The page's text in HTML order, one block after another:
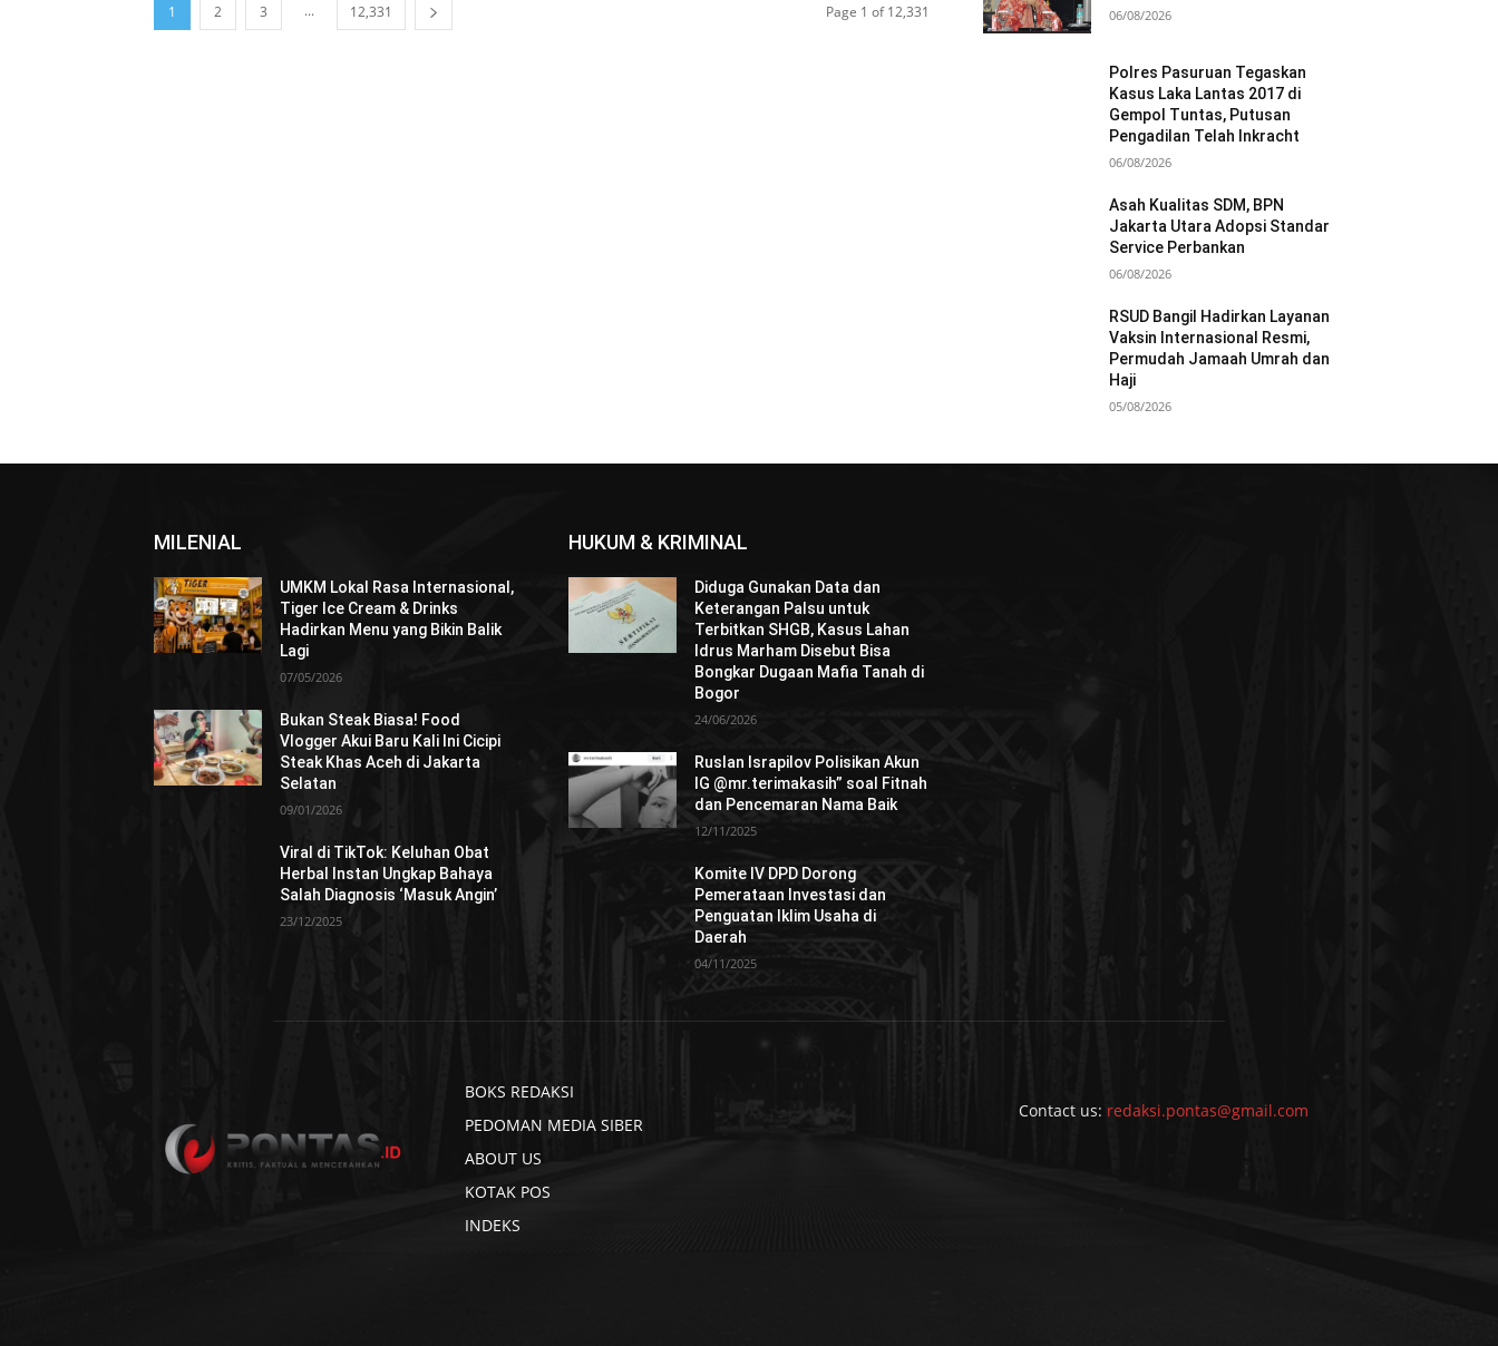
1 2 3 ... 12,331 Page 1 of 12,331 06/08/2026
Polres Pasuruan Tegaskan
Kasus Laka Lantas 2017 di
Gempol Tuntas, Putusan
Pengadilan Telah Inkracht
06/08/2026
Asah Kualitas SDM, BPN
Jakarta Utara Adopsi Standar
Service Perbankan
06/08/2026
RSUD Bangil Hadirkan Layanan
Vaksin Internasional Resmi,
Permudah Jamaah Umrah dan
Haji
05/08/2026
MILENIAL
UMKM Lokal Rasa Internasional,
Tiger Ice Cream & Drinks
Hadirkan Menu yang Bikin Balik
Lagi
07/05/2026
Bukan Steak Biasa! Food
Vlogger Akui Baru Kali Ini Cicipi
Steak Khas Aceh di Jakarta
Selatan
09/01/2026
Viral di TikTok: Keluhan Obat
Herbal Instan Ungkap Bahaya
Salah Diagnosis ‘Masuk Angin’
23/12/2025
HUKUM & KRIMINAL
Diduga Gunakan Data dan
Keterangan Palsu untuk
Terbitkan SHGB, Kasus Lahan
Idrus Marham Disebut Bisa
Bongkar Dugaan Mafia Tanah di
Bogor
24/06/2026
Ruslan Israpilov Polisikan Akun
IG @mr.terimakasih” soal Fitnah
dan Pencemaran Nama Baik
12/11/2025
Komite IV DPD Dorong
Pemerataan Investasi dan
Penguatan Iklim Usaha di
Daerah
04/11/2025
BOKS REDAKSI
PEDOMAN MEDIA SIBER
ABOUT US
KOTAK POS
INDEKS
Contact us: redaksi.pontas@gmail.com